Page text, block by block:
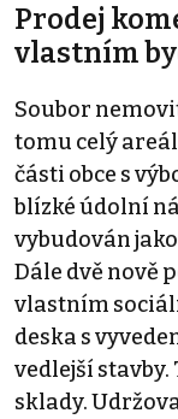
Prodej
vlastním
Soubor
tomu celý
části obce s
blízké údolní
vybudován
Dále dvě nově
vlastním
deska s
vedlejší stavby.
sklady.